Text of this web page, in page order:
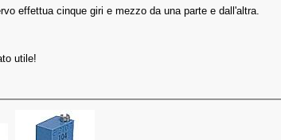
effettua cinque giri e mezzo da una parte e dall'altra.
utile!